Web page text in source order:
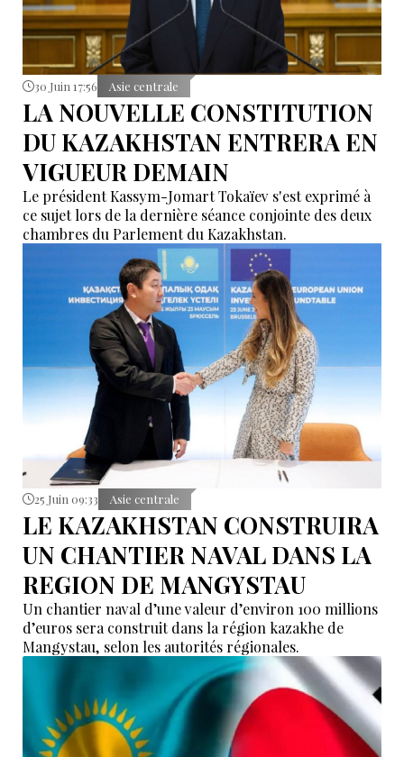
30 Juin 17:56 Asie centrale
LA NOUVELLE CONSTITUTION
DU KAZAKHSTAN ENTRERA EN
VIGUEUR DEMAIN
Le président Kassym-Jomart Tokaïev s'est exprimé à
ce sujet lors de la dernière séance conjointe des deux
chambres du Parlement du Kazakhstan.
25 Juin 09:33 Asie centrale
LE KAZAKHSTAN CONSTRUIRA
UN CHANTIER NAVAL DANS LA
REGION DE MANGYSTAU
Un chantier naval d’une valeur d’environ 100 millions
d’euros sera construit dans la région kazakhe de
Mangystau, selon les autorités régionales.